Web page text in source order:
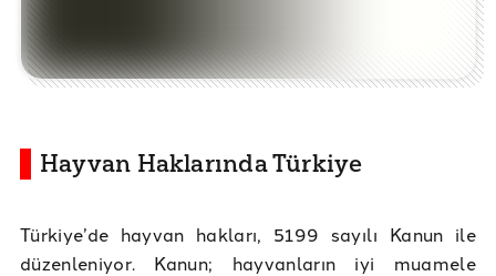
Hayvan Haklarında Türkiye
Türkiye’de hayvan hakları, 5199 sayılı Kanun ile
düzenleniyor. Kanun; hayvanların iyi muamele